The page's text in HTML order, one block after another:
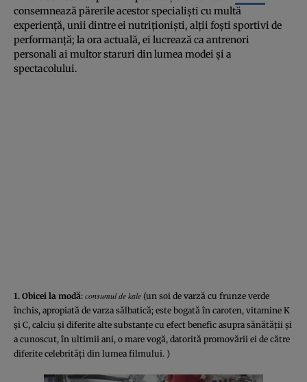
consemnează părerile acestor specialişti cu multă
experienţă, unii dintre ei nutriţionişti, alţii foşti sportivi de
performanţă; la ora actuală, ei lucrează ca antrenori
personali ai multor staruri din lumea modei şi a
spectacolului.
1. Obicei la modă: consumul de kale (un soi de varză cu frunze verde
închis, apropiată de varza sălbatică; este bogată în caroten, vitamine K
şi C, calciu şi diferite alte substanţe cu efect benefic asupra sănătăţii şi
a cunoscut, în ultimii ani, o mare vogă, datorită promovării ei de către
diferite celebrităţi din lumea filmului. )